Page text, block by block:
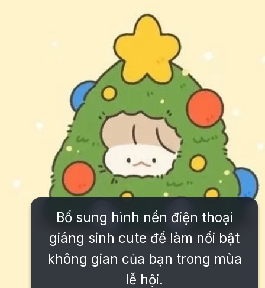
Bổ sung hình nền điện thoại
giáng sinh cute để làm nổi bật
không gian của bạn trong mùa
lễ hội.